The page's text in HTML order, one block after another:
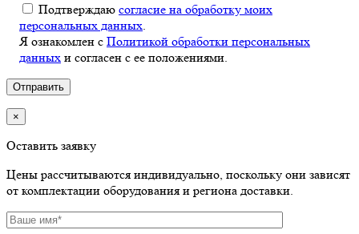
Подтверждаю согласие на обработку моих
персональных данных.
Я ознакомлен с Политикой обработки персональных
данных и согласен с ее положениями.
×
Оставить заявку
Цены рассчитываются индивидуально, поскольку они зависят
от комплектации оборудования и региона доставки.